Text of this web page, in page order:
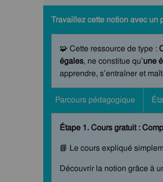
Travaillez cette notion avec un
🧩 Cette ressource de type :
égales, ne constitue qu’une
apprendre, s’entraîner et
Parcours pédagogique
Étape 1. Cours gratuit :
📘 Le cours expliqué
Découvrir la notion grâce à